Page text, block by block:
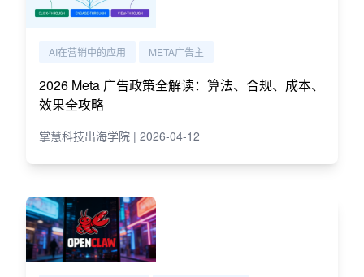
AI在营销中的应用 META广告主
2026 Meta 广告政策全解读：算法、合规、成本、
效果全攻略
掌慧科技出海学院 | 2026-04-12